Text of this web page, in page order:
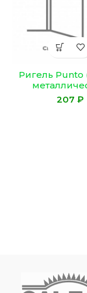
Ригель Punto
накладной
черный
₽